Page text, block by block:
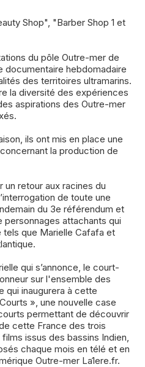
Shop", "Barber Shop 1 et
documentaire hebdomadaire
des territoires ultramarins.
la diversité des expériences
aspirations des Outre-mer
ils ont mis en place une
la production de
un retour aux racines du
de toute une
du 3e référendum et
personnages attachants qui
que Marielle Cafafa et
qui s’annonce, le court-
sur l'ensemble des
qui inaugurera à cette
», une nouvelle case
permettant de découvrir
cette France des trois
issus des bassins Indien,
chaque mois en télé et en
Outre-mer La1ere.fr.